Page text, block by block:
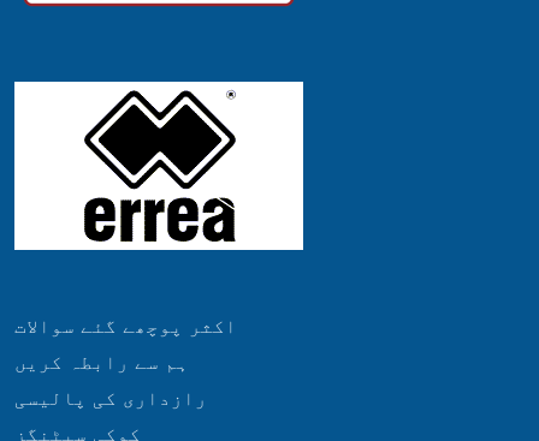
اکثر پوچھے گئے سوالات
ہم سے رابطہ کریں
رازداری کی پالیسی
کوکی سیٹنگز